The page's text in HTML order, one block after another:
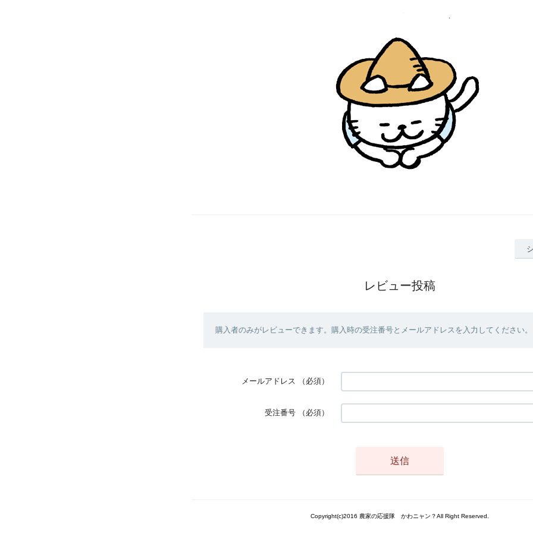
レビュー投稿
購入者のみがレビューできます。購入時の受注番号とメールアドレスを入力してください。
メールアドレス （必須）
受注番号 （必須）
Copyright(c)2016 農家の応援隊 かわニャン？All Right Reserved.